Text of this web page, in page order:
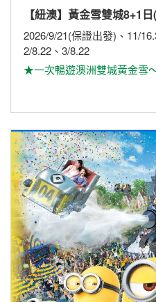
【紐澳】黃金雪雙城
2026/9/21(保證出發)、11/
2/8.22、3/8.22
★一次暢遊澳洲雙城黃金雪